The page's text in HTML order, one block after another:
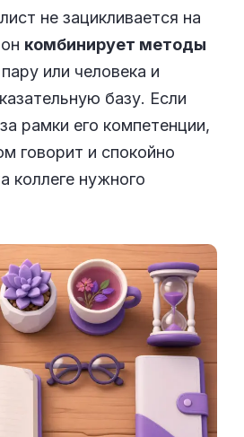
не зацикливается на
комбинирует методы
или человека и
базу. Если
рамки его компетенции,
говорит и спокойно
коллеге нужного